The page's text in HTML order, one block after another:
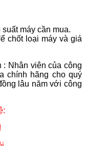
máy cần mua.
chốt loại máy và giá
Nhân viên của công
chính hãng cho quý
lâu năm với công